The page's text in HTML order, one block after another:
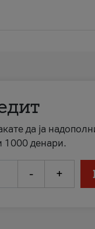
да ја
1000 денари.
- +